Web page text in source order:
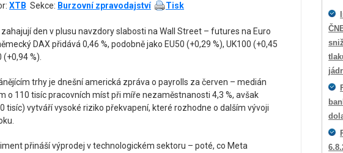
XTB Sekce: Burzovní zpravodajství Tisk
den v plusu navzdory slabosti na Wall Street – futures na Euro
DAX přidává 0,46 %, podobně jako EU50 (+0,29 %), UK100 (+0,45
(+0,94 %).
trhy je dnešní americká zpráva o payrolls za červen – medián
o 110 tisíc pracovních míst při míře nezaměstnanosti 4,3 %, avšak
tisíc) vytváří vysoké riziko překvapení, které rozhodne o dalším vývoji
přináší výprodej v technologickém sektoru – poté, co Meta